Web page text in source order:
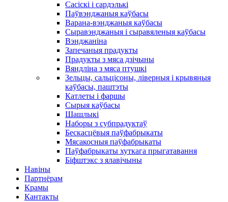
Сасіскі і сардэлькі
Паўвэнджаныя каўбасы
Варана-вэнджаныя каўбасы
Сыравэнджаныя і сыравяленыя каўбасы
Вэнджаніна
Запечаныя прадукты
Прадукты з мяса дзічыны
Вяндліна з мяса птушкі
Зельцы, сальцісоны, ліверныя і крывяныя
каўбасы, паштэты
Катлеты і фаршы
Сырыя каўбасы
Шашлыкі
Наборы з субпрадуктаў
Бескасцёвыя паўфабрыкаты
Мясакосныя паўфабрыкаты
Паўфабрыкаты хуткага прыгатавання
Біфштэкс з ялавічыны
Навіны
Партнёрам
Крамы
Кантакты